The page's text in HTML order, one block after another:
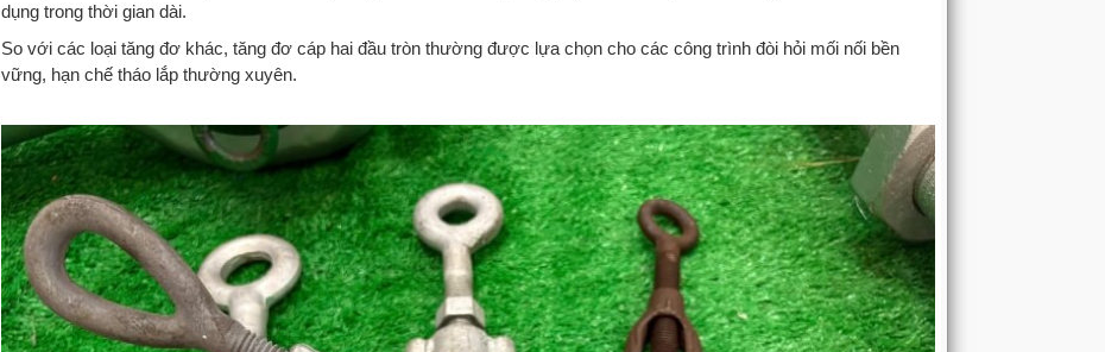
dụng trong thời gian dài.
So với các loại tăng đơ khác, tăng đơ cáp hai đầu tròn thường được lựa chọn cho các công trình đòi hỏi mối nối bền
vững, hạn chế tháo lắp thường xuyên.